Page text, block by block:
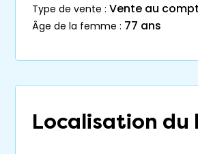
type de vente : Vente au
âge de la femme : 77 ans
Localisation du